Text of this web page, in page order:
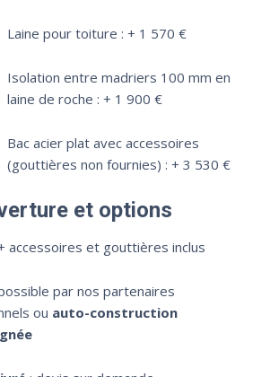
Laine pour toiture : + 1 570 €
Isolation entre madriers 100 mm en
laine de roche : + 1 900 €
Bac acier plat avec accessoires
(gouttières non fournies) : + 3 530 €
et options
accessoires et gouttières inclus
par nos partenaires
ou auto-construction